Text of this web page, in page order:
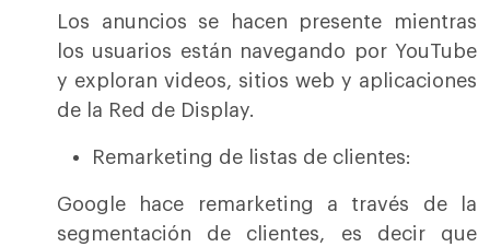
Los anuncios se hacen presente mientras
los usuarios están navegando por YouTube
y exploran videos, sitios web y aplicaciones
de la Red de Display.
Remarketing de listas de clientes:
Google hace remarketing a través de la
segmentación de clientes, es decir que